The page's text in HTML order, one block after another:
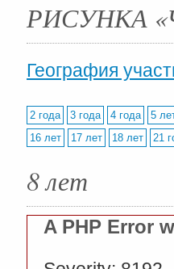
РИСУНКА
География
2 года 3 года 4 года
5
16 лет
17 лет 18 лет 21
8 лет
A PHP Error